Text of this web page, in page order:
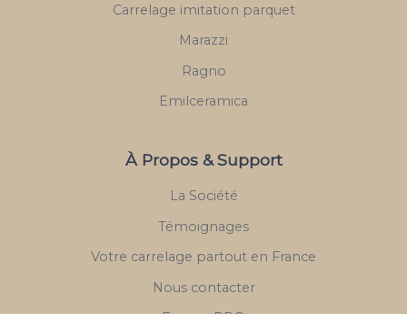
Carrelage imitation parquet
Marazzi
Ragno
Emilceramica
À Propos & Support
La Société
Témoignages
Votre carrelage partout en France
Nous contacter